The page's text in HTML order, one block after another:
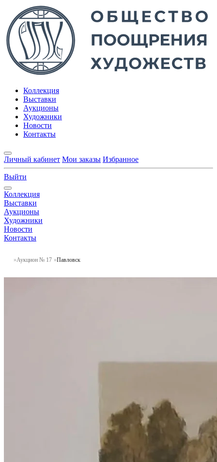
Коллекция
Выставки
Аукционы
Художники
Новости
Контакты
Личный кабинет Мои заказы Избранное
Выйти
Коллекция
Выставки
Аукционы
Художники
Новости
Контакты
Аукцион № 17 Павловск